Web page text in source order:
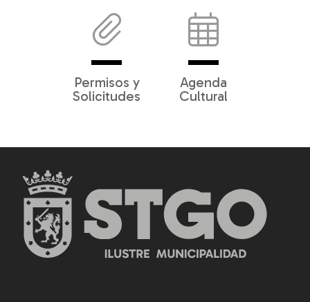
Permisos y
Solicitudes
Agenda
Cultural